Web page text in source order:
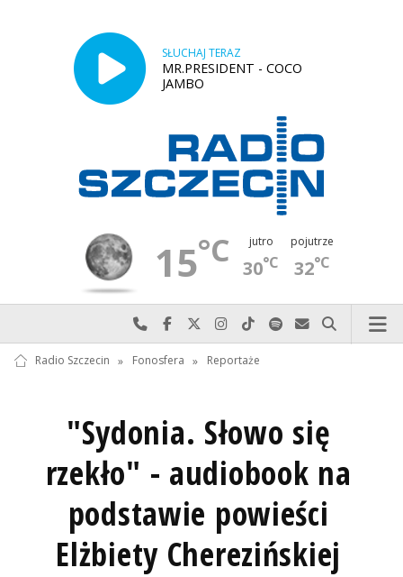
SŁUCHAJ TERAZ
MR.PRESIDENT - COCO
JAMBO
15°C jutro
30°C
pojutrze
32°C
Najlepiej po prostu do nas zadzwoń
Odwiedź nas na Facebook-u
Odwiedź nas na X
Odwiedź nas na Instagram-ie
Odwiedź nas na TikTok-u
Szukaj nas na Spotify
Wyślij do nas
Szukaj
Radio Szczecin » Fonosfera » Reportaże
"Sydonia. Słowo się
rzekło" - audiobook na
podstawie powieści
Elżbiety Cherezińskiej